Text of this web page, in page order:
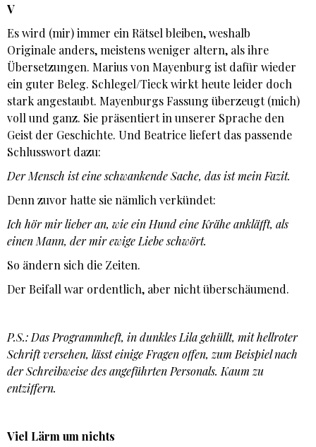
V
Es wird (mir) immer ein Rätsel bleiben, weshalb
Originale anders, meistens weniger altern, als ihre
Übersetzungen. Marius von Mayenburg ist dafür wieder
ein guter Beleg. Schlegel/Tieck wirkt heute leider doch
stark angestaubt. Mayenburgs Fassung überzeugt (mich)
voll und ganz. Sie präsentiert in unserer Sprache den
Geist der Geschichte. Und Beatrice liefert das passende
Schlusswort dazu:
Der Mensch ist eine schwankende Sache, das ist mein Fazit.
Denn zuvor hatte sie nämlich verkündet:
Ich hör mir lieber an, wie ein Hund eine Krähe ankläfft, als
einen Mann, der mir ewige Liebe schwört.
So ändern sich die Zeiten.
Der Beifall war ordentlich, aber nicht überschäumend.
P.S.: Das Programmheft, in dunkles Lila gehüllt, mit hellroter
Schrift versehen, lässt einige Fragen offen, zum Beispiel nach
der Schreibweise des angeführten Personals. Kaum zu
entziffern.
Viel Lärm um nichts